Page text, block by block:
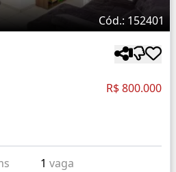
Cód.: 152401
R$ 800.000
1vaga